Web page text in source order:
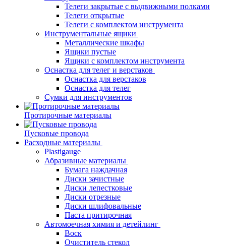
Телеги закрытые с выдвижными полками
Телеги открытые
Телеги с комплектом инструмента
Инструментальные ящики
Металлические шкафы
Ящики пустые
Ящики с комплектом инструмента
Оснастка для телег и верстаков
Оснастка для верстаков
Оснастка для телег
Сумки для инструментов
Протирочные материалы
Пусковые провода
Расходные материалы
Plastigauge
Абразивные материалы
Бумага наждачная
Диски зачистные
Диски лепестковые
Диски отрезные
Диски шлифовальные
Паста притирочная
Автомоечная химия и детейлинг
Воск
Очиститель стекол